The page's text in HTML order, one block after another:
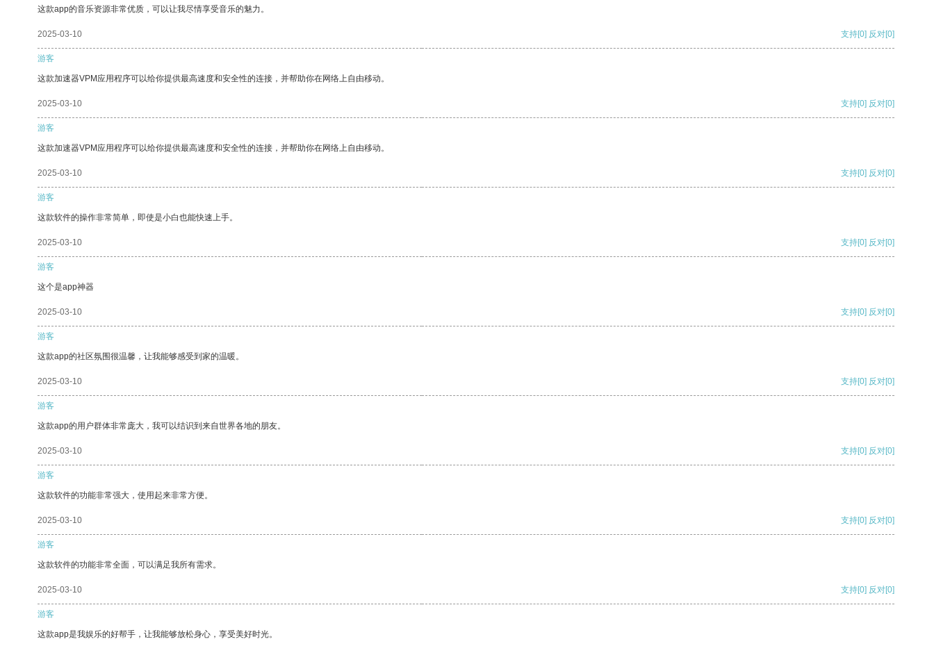
这款app的音乐资源非常优质，可以让我尽情享受音乐的魅力。
2025-03-10 支持[0] 反对[0]
游客
这款加速器VPM应用程序可以给你提供最高速度和安全性的连接，并帮助你在网络上自由移动。
2025-03-10 支持[0] 反对[0]
游客
这款加速器VPM应用程序可以给你提供最高速度和安全性的连接，并帮助你在网络上自由移动。
2025-03-10 支持[0] 反对[0]
游客
这款软件的操作非常简单，即使是小白也能快速上手。
2025-03-10 支持[0] 反对[0]
游客
这个是app神器
2025-03-10 支持[0] 反对[0]
游客
这款app的社区氛围很温馨，让我能够感受到家的温暖。
2025-03-10 支持[0] 反对[0]
游客
这款app的用户群体非常庞大，我可以结识到来自世界各地的朋友。
2025-03-10 支持[0] 反对[0]
游客
这款软件的功能非常强大，使用起来非常方便。
2025-03-10 支持[0] 反对[0]
游客
这款软件的功能非常全面，可以满足我所有需求。
2025-03-10 支持[0] 反对[0]
游客
这款app是我娱乐的好帮手，让我能够放松身心，享受美好时光。